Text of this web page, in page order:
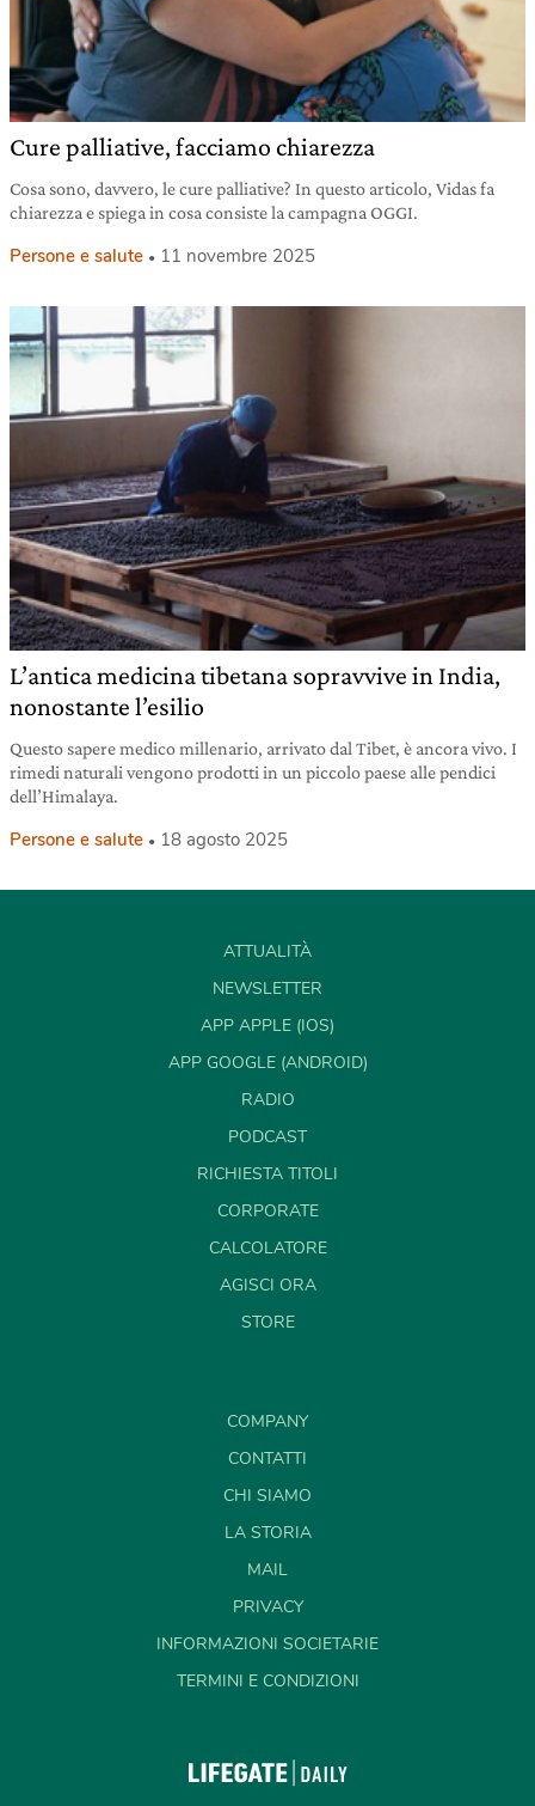
Cure palliative, facciamo chiarezza
Cosa sono, davvero, le cure palliative? In questo articolo, Vidas fa
chiarezza e spiega in cosa consiste la campagna OGGI.
Persone e salute 11 novembre 2025
L’antica medicina tibetana sopravvive in India,
nonostante l’esilio
Questo sapere medico millenario, arrivato dal Tibet, è ancora vivo. I
rimedi naturali vengono prodotti in un piccolo paese alle pendici
dell’Himalaya.
Persone e salute 18 agosto 2025
ATTUALITÀ
NEWSLETTER
APP APPLE (IOS)
APP GOOGLE (ANDROID)
RADIO
PODCAST
RICHIESTA TITOLI
CORPORATE
CALCOLATORE
AGISCI ORA
STORE
COMPANY
CONTATTI
CHI SIAMO
LA STORIA
MAIL
PRIVACY
INFORMAZIONI SOCIETARIE
TERMINI E CONDIZIONI